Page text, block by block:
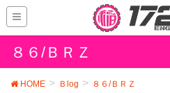
８６/ＢＲＺ
HOME Ｂlog
８６/ＢＲＺ